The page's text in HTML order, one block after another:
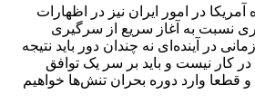
آمریکا در امور ایران نیز در اظهارات
نسبت به آغاز سریع از سرگیری
در آینده‌ای نه چندان دور باید نتیجه
کار نیست و باید بر سر یک توافق
قطعا وارد دوره بحران تنش‌ها خواهیم